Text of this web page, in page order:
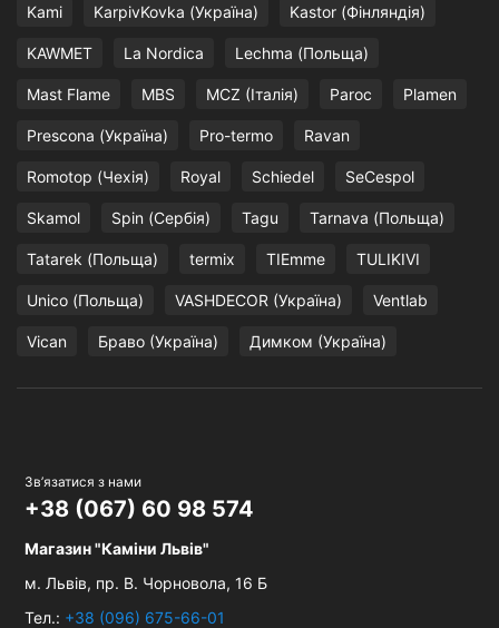
Kami KarpivKovka (Україна) Kastor (Фінляндія)
KAWMET La Nordica Lechma (Польща)
Mast Flame MBS MCZ (Італія) Paroc Plamen
Prescona (Україна) Pro-termo Ravan
Romotop (Чехія) Royal Schiedel SeCespol
Skamol Spin (Сербія) Tagu Tarnava (Польща)
Tatarek (Польща) termix TIEmme TULIKIVI
Unico (Польща) VASHDECOR (Україна) Ventlab
Vican Браво (Україна) Димком (Україна)
Зв’язатися з нами
+38 (067) 60 98 574
Магазин "Каміни Львів"
м. Львів, пр. В. Чорновола, 16 Б
Тел.: +38 (096) 675-66-01